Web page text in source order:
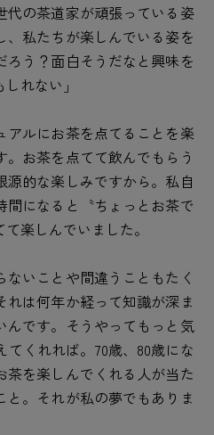
代の茶道家が頑張っている姿
、私たちが楽しんでいる姿を
ろう？面白そうだなと興味を
れない」
アルにお茶を点てることを楽
。お茶を点てて飲んでもらう
源的な楽しみですから。私自
間になると〝ちょっとお茶で
楽しんでいました。
いことや間違うこともたく
は何年か経って知識が深ま
んです。そうやってもっと気
くれれば。70歳、80歳にな
茶を楽しんでくれる人が当た
と。それが私の夢でもありま